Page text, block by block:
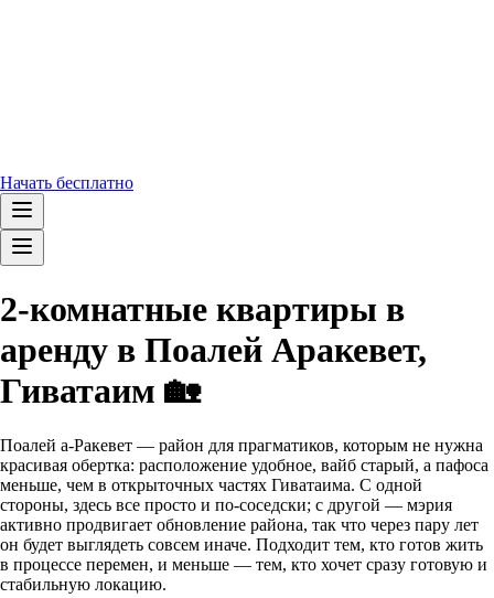
Начать бесплатно
2-комнатные квартиры в
аренду в Поалей Аракевет,
Гиватаим 🏡
Поалей а-Ракевет — район для прагматиков, которым не нужна
красивая обертка: расположение удобное, вайб старый, а пафоса
меньше, чем в открыточных частях Гиватаима. С одной
стороны, здесь все просто и по-соседски; с другой — мэрия
активно продвигает обновление района, так что через пару лет
он будет выглядеть совсем иначе. Подходит тем, кто готов жить
в процессе перемен, и меньше — тем, кто хочет сразу готовую и
стабильную локацию.